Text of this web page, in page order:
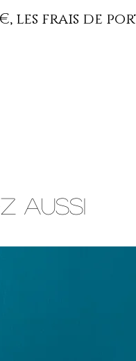
les frais de
aussi